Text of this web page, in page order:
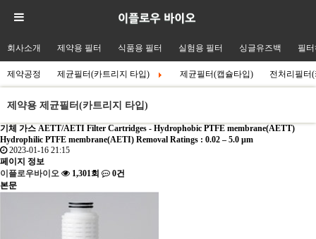
회사소개 제약용 필터 식품용 필터 실험용 필터 싱글유즈백 필
제약공정 제균필터(카트리지 타입) 제균필터(캡슐타입) 전처리필터
제약용 제균필터(카트리지 타입)
기체 가스 AETT/AETI Filter Cartridges - Hydrophobic PTFE membrane(AETT)
Hydrophilic PTFE membrane(AETI) Removal Ratings : 0.02 – 5.0 µm
2023-01-16 21:15
페이지 정보
이플로우바이오
1,301회
0건
본문